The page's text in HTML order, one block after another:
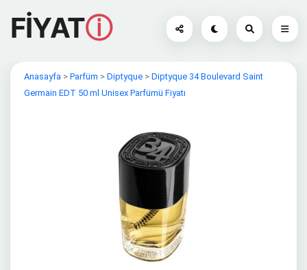
FİYATⓘ
Anasayfa > Parfüm > Diptyque > Diptyque 34 Boulevard Saint
Germain EDT 50 ml Unisex Parfümü Fiyatı